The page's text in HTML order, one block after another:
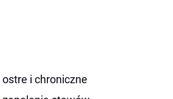
ostre i chroniczne